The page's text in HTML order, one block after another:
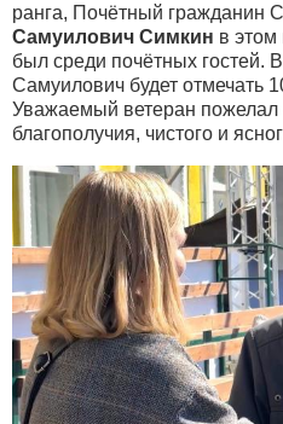
ранга, Почётный гражданин
Самуилович Симкин в этом
был среди почётных гостей.
Самуилович будет отмечать
Уважаемый ветеран пожелал
благополучия, чистого и